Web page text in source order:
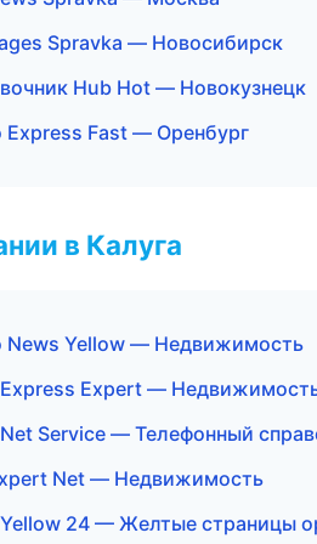
Spravka — Новосибирск
Hub Hot — Новокузнецк
Express Fast — Оренбург
в Калуга
News Yellow — Недвижимость
Expert —
Service — Телефонный
Net — Недвижимость
24 — Желтые страницы